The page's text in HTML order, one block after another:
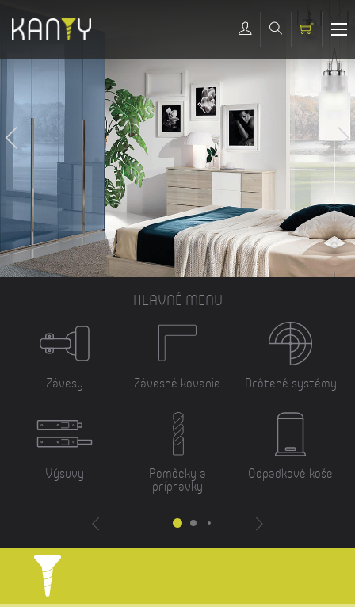
HLAVNÉ MENU
Závesy
Výsuvy
Závesné kovanie
Pomôcky a
prípravky
Drôtené systémy
Odpadkové koše